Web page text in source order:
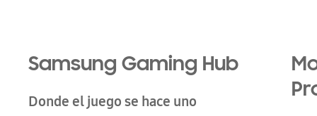
Samsung Gaming Hub
Donde el juego se hace uno